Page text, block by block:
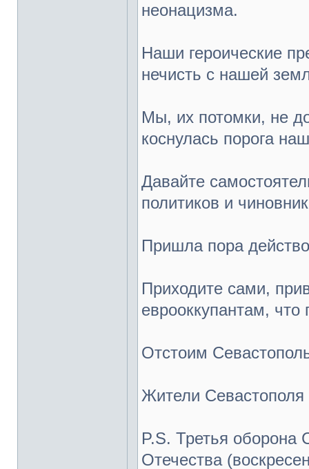
неонацизма.
Наши героические
нечисть с нашей
Мы, их потомки, не
коснулась порога
Давайте
политиков и
Пришла пора
Приходите сами,
еврооккупантам, что
Отстоим
Жители Севастополя
P.S. Третья оборона
Отечества